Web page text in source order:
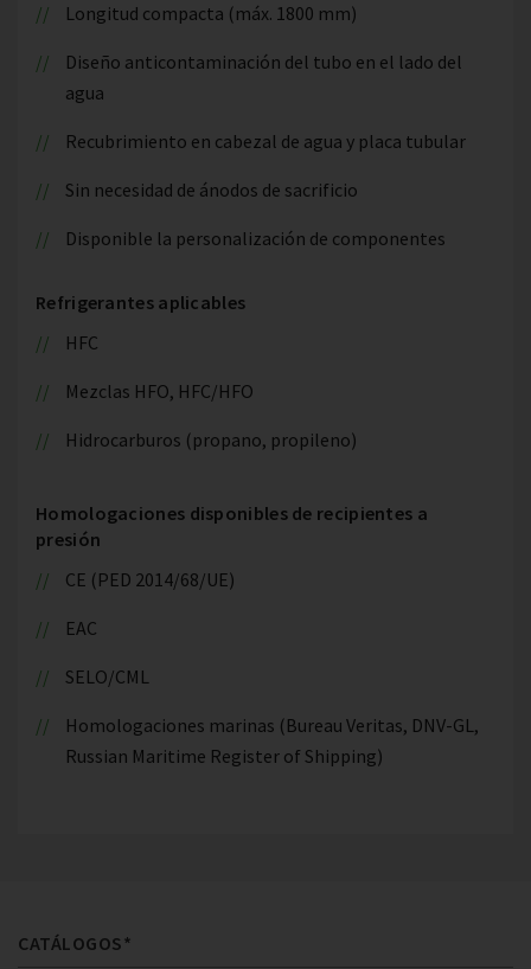
Longitud compacta (máx. 1800 mm)
Diseño anticontaminación del tubo en el lado del
agua
Recubrimiento en cabezal de agua y placa tubular
Sin necesidad de ánodos de sacrificio
Disponible la personalización de componentes
Refrigerantes aplicables
HFC
Mezclas HFO, HFC/HFO
Hidrocarburos (propano, propileno)
Homologaciones disponibles de recipientes a
presión
CE (PED 2014/68/UE)
EAC
SELO/CML
Homologaciones marinas (Bureau Veritas, DNV-GL,
Russian Maritime Register of Shipping)
CATÁLOGOS*